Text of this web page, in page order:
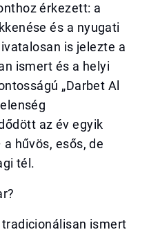
érkezett: a
és a nyugati
is jelezte a
ismert és a helyi
„Darbet Al
az év egyik
hűvös, esős, de
tél.
ismert